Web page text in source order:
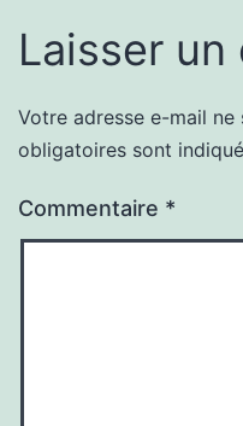
Laisser
Votre adresse e-mail ne
obligatoires sont
Commentaire *